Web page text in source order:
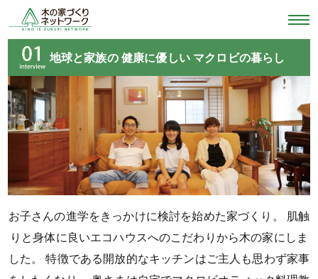
地球と家族の健康に優しいマクロビの暮らし
お子さんの進学をきっかけに検討を始めた家づくり。
肌触
りと身体に良いエコハウスへのこだわりから木の家にしま
した。
特徴である開放的なキッチンはご主人も思わず家事